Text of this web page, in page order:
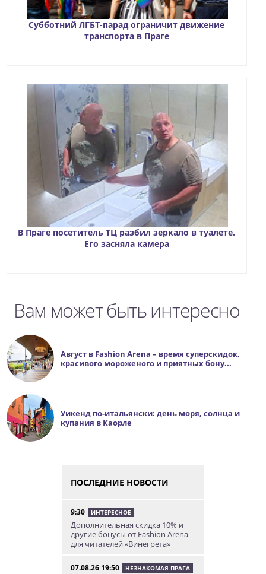
Субботний ЛГБТ-парад ограничит движение
транспорта в Праге
В Праге посетитель ТЦ разбил зеркало в туалете.
Его засняла камера
Вам может быть интересно
Август в Fashion Arena – время суперскидок,
красивого мороженого и приятных бону...
Уикенд по-итальянски: день моря, солнца и
купания в Каорле
ПОСЛЕДНИЕ НОВОСТИ
9:30 ИНТЕРЕСНОЕ
Дополнительная скидка 10% и
другие бонусы от Fashion Arena
для читателей «Винегрета»
07.08.26 19:50 НЕЗНАКОМАЯ ПРАГА